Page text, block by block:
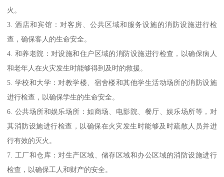
火。
3. 酒店和宾馆：对客房、公共区域和服务设施的消防设施进行检
查，确保客人的生命安全。
4. 和养老院：对设施和住户区域的消防设施进行检查，以确保病人
和老年人在火灾发生时能够得到及时的救援。
5. 学校和大学：对教学楼、宿舍楼和其他学生活动场所的消防设施
进行检查，以确保学生的生命安全。
6. 公共场所和娱乐场所：如商场、电影院、餐厅、娱乐场所等，对
其消防设施进行检查，以确保在火灾发生时能够及时疏散人员并进
行有效的灭火。
7. 工厂和仓库：对生产区域、储存区域和办公区域的消防设施进行
检查，以确保工人和财产的安全。